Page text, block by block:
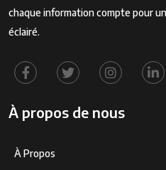
chaque information compte pour
éclairé.
À propos de nous
À Propos